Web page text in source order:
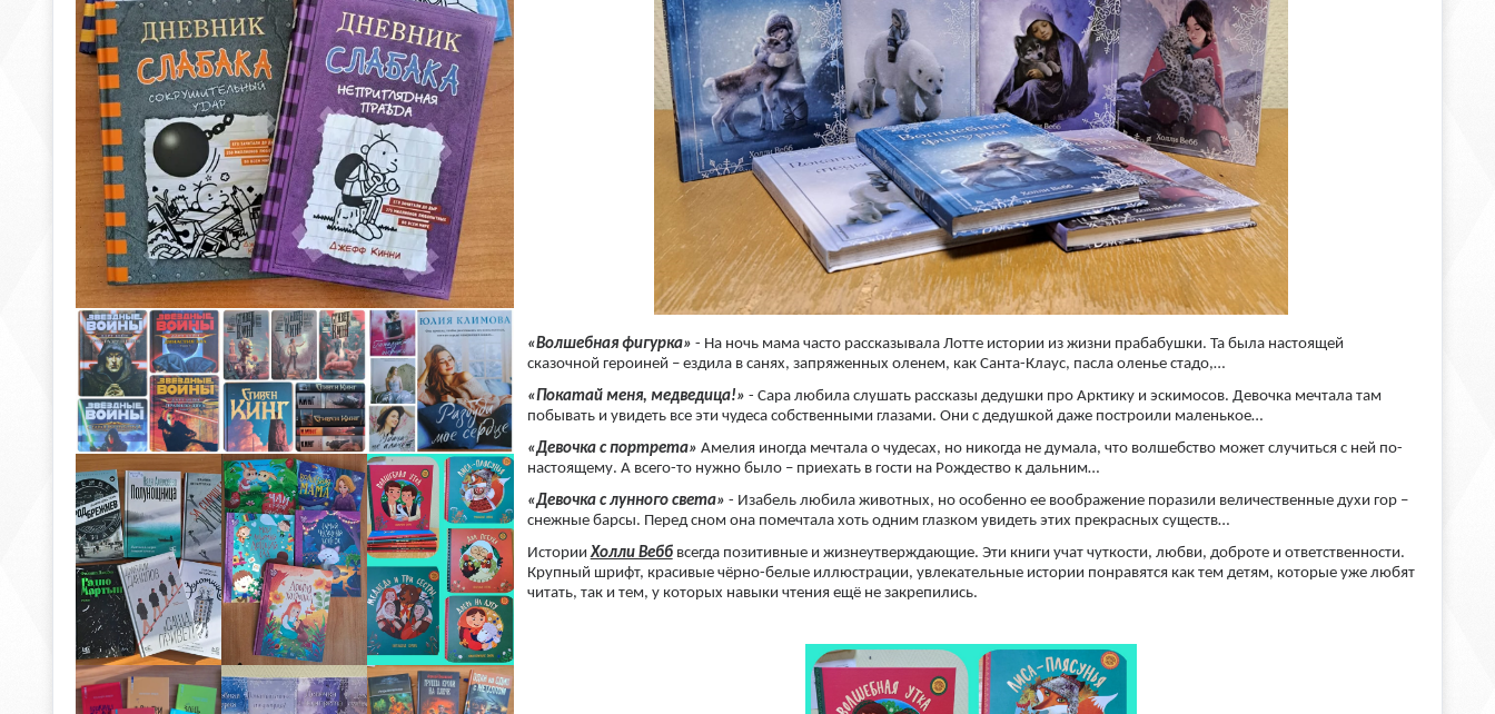
«Волшебная фигурка» - На ночь мама часто рассказывала Лотте истории из жизни прабабушки. Та была настоящей
сказочной героиней – ездила в санях, запряженных оленем, как Санта-Клаус, пасла оленье стадо,…
«Покатай меня, медведица!» - Сара любила слушать рассказы дедушки про Арктику и эскимосов. Девочка мечтала там
побывать и увидеть все эти чудеса собственными глазами. Они с дедушкой даже построили маленькое…
«Девочка с портрета» Амелия иногда мечтала о чудесах, но никогда не думала, что волшебство может случиться с ней по-
настоящему. А всего-то нужно было – приехать в гости на Рождество к дальним…
«Девочка с лунного света» - Изабель любила животных, но особенно ее воображение поразили величественные духи гор –
снежные барсы. Перед сном она помечтала хоть одним глазком увидеть этих прекрасных существ…
ИсторииХолли Веббвсегда позитивные и жизнеутверждающие. Эти книги учат чуткости, любви, доброте и ответственности.
Крупный шрифт, красивые чёрно-белые иллюстрации, увлекательные истории понравятся как тем детям, которые уже любят
читать, так и тем, у которых навыки чтения ещё не закрепились.